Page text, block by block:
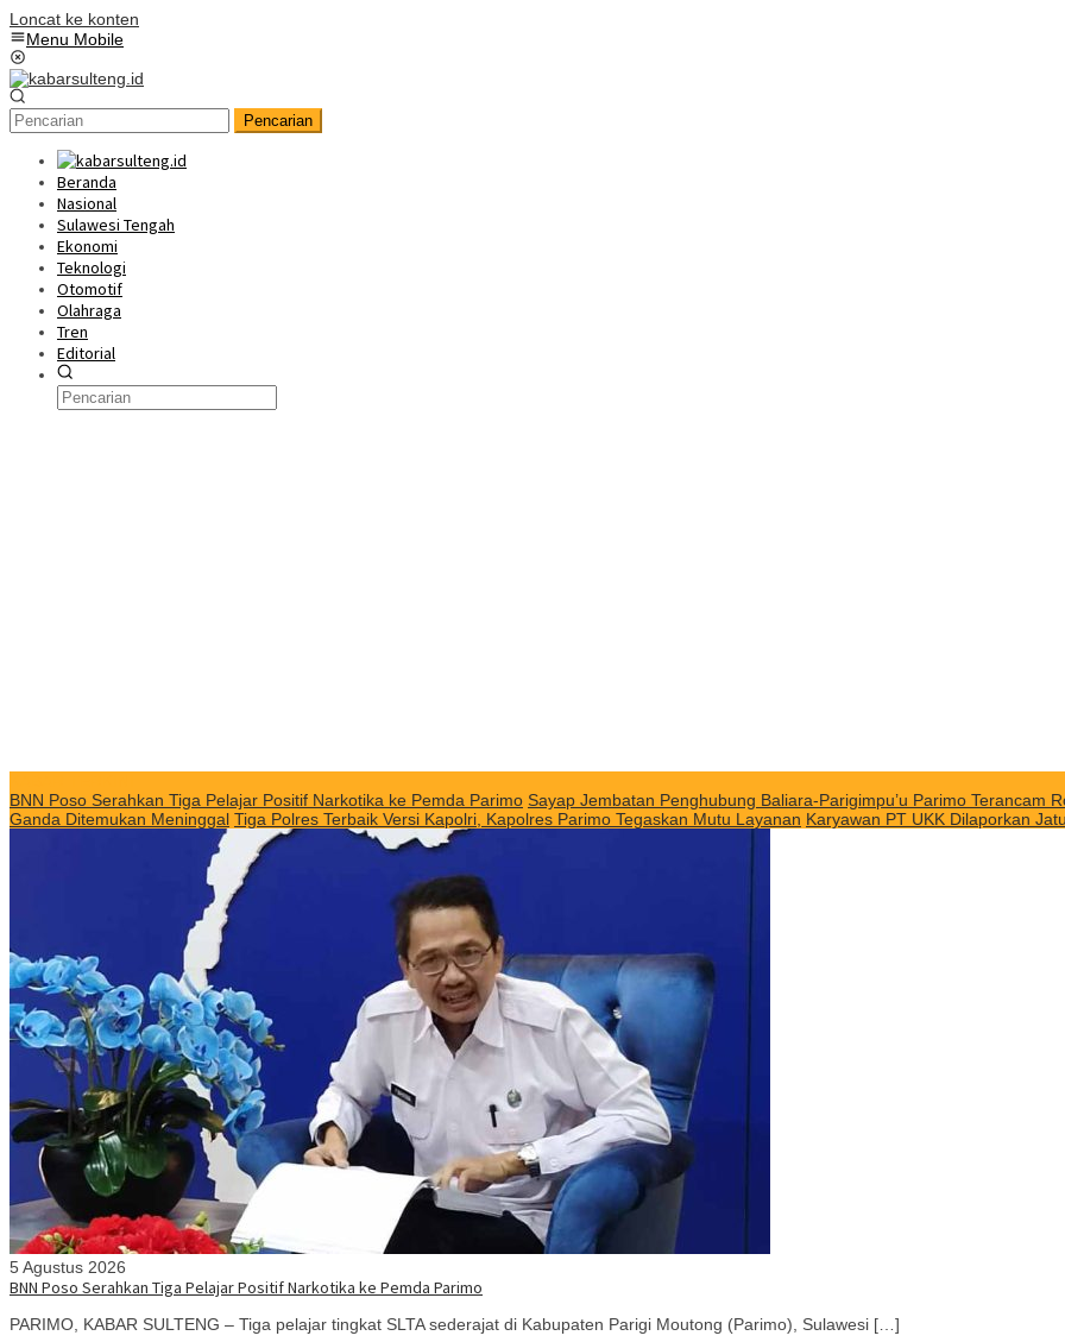
Loncat ke konten
Menu Mobile
Pencarian
Beranda
Nasional
Sulawesi Tengah
Ekonomi
Teknologi
Otomotif
Olahraga
Tren
Editorial
BNN Poso Serahkan Tiga Pelajar Positif Narkotika ke Pemda Parimo Sayap Jembatan Penghubung Baliara-Parigimpu’u Parimo Terancam
Ganda Ditemukan Meninggal Tiga Polres Terbaik Versi Kapolri, Kapolres Parimo Tegaskan Mutu Layanan Karyawan PT UKK Dilaporkan
5 Agustus 2026
BNN Poso Serahkan Tiga Pelajar Positif Narkotika ke Pemda Parimo
PARIMO, KABAR SULTENG – Tiga pelajar tingkat SLTA sederajat di Kabupaten Parigi Moutong (Parimo), Sulawesi […]